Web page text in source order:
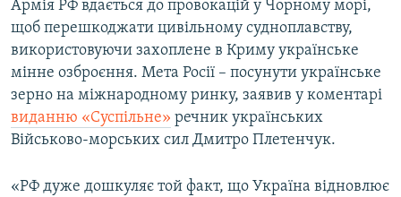
Усі сайти RFE/RL
Армія РФ вдається до провокацій у Чорному морі,
щоб перешкоджати цивільному судноплавству,
використовуючи захоплене в Криму українське
мінне озброєння. Мета Росії – посунути українське
зерно на міжнародному ринку, заявив у коментарі
виданню «Суспільне» речник українських
Військово-морських сил Дмитро Плетенчук.
«РФ дуже дошкуляє той факт, що Україна відновлює